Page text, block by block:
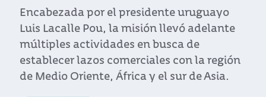
Encabezada por el presidente uruguayo
Luis Lacalle Pou, la misión llevó adelante
múltiples actividades en busca de
establecer lazos comerciales con la región
de Medio Oriente, África y el sur de Asia.